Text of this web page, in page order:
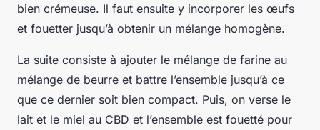
bien crémeuse. Il faut ensuite y incorporer les œufs
et fouetter jusqu’à obtenir un mélange homogène.
La suite consiste à ajouter le mélange de farine au
mélange de beurre et battre l’ensemble jusqu’à ce
que ce dernier soit bien compact. Puis, on verse le
lait et le miel au CBD et l’ensemble est fouetté pour